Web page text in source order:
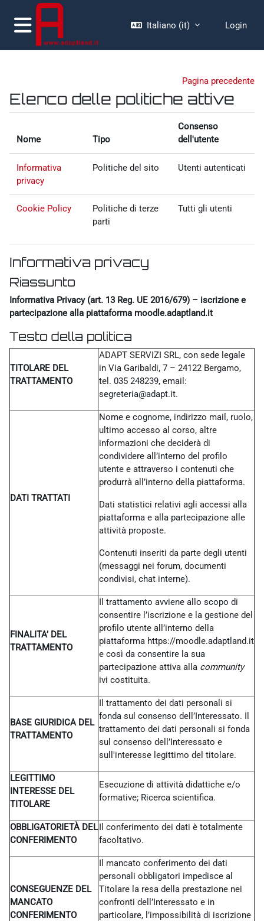
Vai al contenuto principale
Pannello laterale
Italiano ‎(it)‎ Login
Pagina precedente
Elenco delle politiche attive
Nome Tipo
Consenso
dell'utente
Informativa
privacy
Politiche del sito Utenti autenticati
Cookie Policy
Politiche di terze
parti
Tutti gli utenti
Informativa privacy
Riassunto
Informativa Privacy (art. 13 Reg. UE 2016/679) – iscrizione e
partecipazione alla piattaforma moodle.adaptland.it
Testo della politica
TITOLARE DEL
TRATTAMENTO
ADAPT SERVIZI SRL, con sede legale
in Via Garibaldi, 7 – 24122 Bergamo,
tel. 035 248239, email:
segreteria@adapt.it.
DATI TRATTATI
Nome e cognome, indirizzo mail, ruolo,
ultimo accesso al corso, altre
informazioni che deciderà di
condividere all’interno del profilo
utente e attraverso i contenuti che
produrrà all’interno della piattaforma.
Dati statistici relativi agli accessi alla
piattaforma e alla partecipazione alle
attività proposte.
Contenuti inseriti da parte degli utenti
(messaggi nei forum, documenti
condivisi, chat interne).
FINALITA’ DEL
TRATTAMENTO
Il trattamento avviene allo scopo di
consentire l’iscrizione e la gestione del
profilo utente all’interno della
piattaforma https://moodle.adaptland.it
e così da consentire la sua
partecipazione attiva alla community
ivi costituita.
BASE GIURIDICA DEL
TRATTAMENTO
Il trattamento dei dati personali si
fonda sul consenso dell’Interessato. Il
trattamento dei dati personali si fonda
sul consenso dell’Interessato e
sull'interesse legittimo del titolare.
LEGITTIMO
INTERESSE DEL
TITOLARE
Esecuzione di attività didattiche e/o
formative; Ricerca scientifica.
OBBLIGATORIETÀ DEL
CONFERIMENTO
Il conferimento dei dati è totalmente
facoltativo.
CONSEGUENZE DEL
MANCATO
CONFERIMENTO
Il mancato conferimento dei dati
personali obbligatori impedisce al
Titolare la resa della prestazione nei
confronti dell’Interessato e in
particolare, l’impossibilità di iscrizione